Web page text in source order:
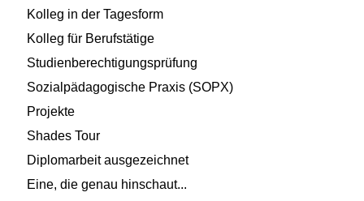
Kolleg in der Tagesform
Kolleg für Berufstätige
Studienberechtigungsprüfung
Sozialpädagogische Praxis (SOPX)
Projekte
Shades Tour
Diplomarbeit ausgezeichnet
Eine, die genau hinschaut...